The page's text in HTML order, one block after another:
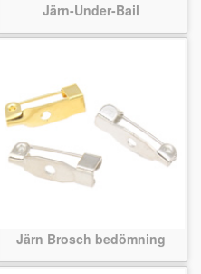
Järn-Under-Bail
Järn Brosch bedömning